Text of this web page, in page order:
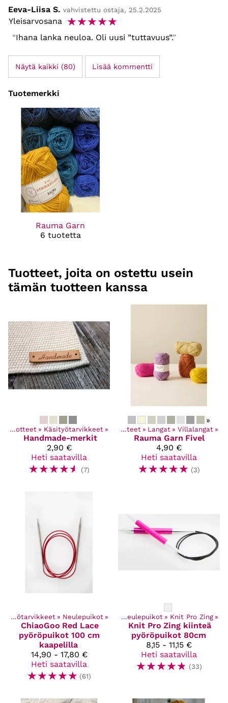
Eeva-Liisa S. vahvistettu ostaja, 25.2.2025
Yleisarvosana ☆☆☆☆☆
Ihana lanka neuloa. Oli uusi ”tuttavuus”.
Näytä kaikki (80) Lisää kommentti
Tuotemerkki
Rauma Garn
6 tuotetta
Tuotteet, joita on ostettu usein
tämän tuotteen kanssa
Kaikki tuotteet ‪» Käsityötarvikkeet ‪»
Handmade-merkit
2,90 €
Heti saatavilla
☆☆☆☆☆ (7)
»
Kaikki tuotteet ‪» Langat ‪» Villalangat ‪»
Rauma Garn Fivel
4,90 €
Heti saatavilla
☆☆☆☆☆ (3)
Käsityötarvikkeet ‪» Neulepuikot ‪»
ChiaoGoo Red Lace
pyöröpuikot 100 cm
kaapelilla
14,90 - 17,80 €
Heti saatavilla
☆☆☆☆☆ (61)
tuotteet ‪» Käsityötarvikkeet Neulepuikot ‪» Knit Pro Zing ‪»
Knit Pro Zing kiinteä
pyöröpuikot 80cm
8,15 - 11,15 €
Heti saatavilla
☆☆☆☆☆ (33)